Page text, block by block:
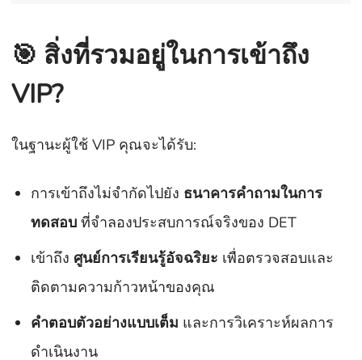
🎯 สิ่งที่รวมอยู่ในการเข้าถึง
VIP?
ในฐานะผู้ใช้ VIP คุณจะได้รับ:
การเข้าถึงไม่จำกัดไปยัง ธนาคารคำถามในการ
ทดสอบ ที่จำลองประสบการณ์จริงของ DET
เข้าถึง ศูนย์การเรียนรู้อัจฉริยะ เพื่อตรวจสอบและ
ติดตามความก้าวหน้าของคุณ
คำตอบตัวอย่างแบบเต็ม และการวิเคราะห์ผลการ
ดำเนินงาน